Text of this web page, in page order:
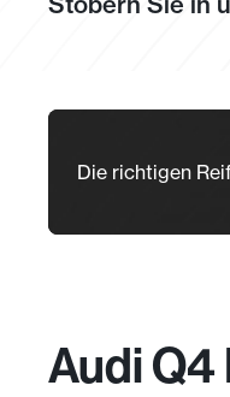
Die richtigen
Audi